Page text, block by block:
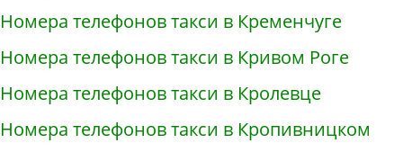
Номера телефонов такси в Кременчуге
Номера телефонов такси в Кривом Роге
Номера телефонов такси в Кролевце
Номера телефонов такси в Кропивницком